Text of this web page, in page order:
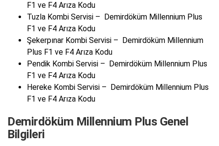
F1 ve F4 Arıza Kodu
Tuzla Kombi Servisi – Demirdöküm Millennium Plus
F1 ve F4 Arıza Kodu
Şekerpınar Kombi Servisi – Demirdöküm Millennium
Plus F1 ve F4 Arıza Kodu
Pendik Kombi Servisi – Demirdöküm Millennium Plus
F1 ve F4 Arıza Kodu
Hereke Kombi Servisi – Demirdöküm Millennium Plus
F1 ve F4 Arıza Kodu
Demirdöküm Millennium Plus Genel
Bilgileri